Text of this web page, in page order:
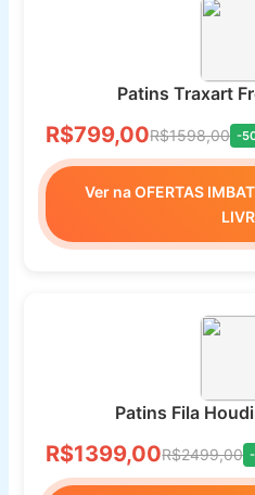
Patins Traxart
R$799,00R$1598,00 -
Ver na OFERTAS
Patins Fila
R$1399,00R$2499,00